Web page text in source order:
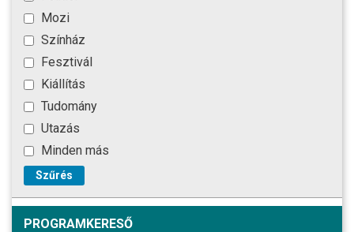
Mozi
Színház
Fesztivál
Kiállítás
Tudomány
Utazás
Minden más
Szűrés
PROGRAMKERESŐ